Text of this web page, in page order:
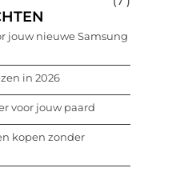
jouw nieuwe Samsung
in 2026
voor jouw paard
kopen zonder